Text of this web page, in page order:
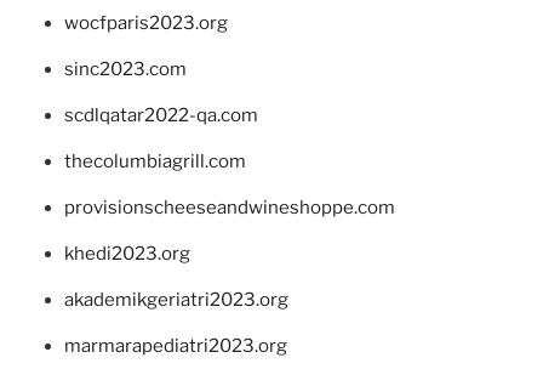
wocfparis2023.org
sinc2023.com
scdlqatar2022-qa.com
thecolumbiagrill.com
provisionscheeseandwineshoppe.com
khedi2023.org
akademikgeriatri2023.org
marmarapediatri2023.org